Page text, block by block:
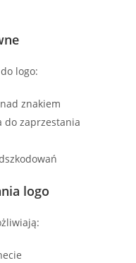
logo:
znakiem
do zaprzestania
logo